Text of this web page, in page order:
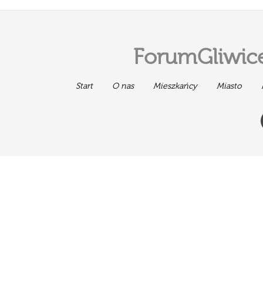
Start O nas Mieszkańcy Miasto